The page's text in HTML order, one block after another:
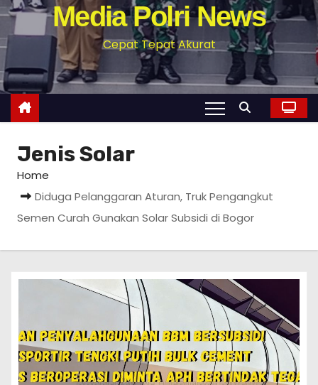
Media Polri News
Cepat Tepat Akurat
Jenis Solar
Home
Diduga Pelanggaran Aturan, Truk Pengangkut
Semen Curah Gunakan Solar Subsidi di Bogor